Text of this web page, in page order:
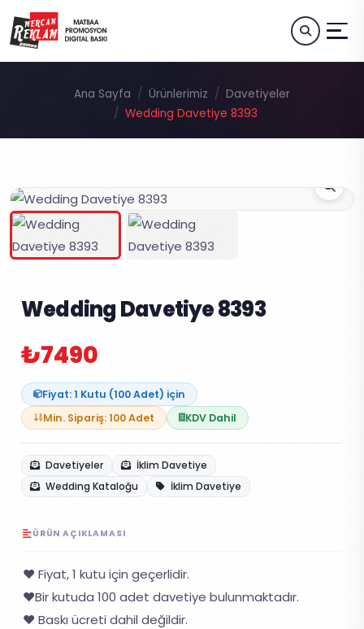
Ana Sayfa Ürünlerimiz
Davetiyeler
Wedding Davetiye 8393
Wedding Davetiye 8393
₺7490
Fiyat: 1 Kutu (100 Adet) için
Min. Sipariş: 100 Adet
KDV Dahil
Davetiyeler
İklim Davetiye
Wedding Kataloğu
İklim Davetiye
ÜRÜN AÇIKLAMASI
❤️ Fiyat, 1 kutu için geçerlidir.
❤️Bir kutuda 100 adet davetiye bulunmaktadır.
❤️ Baskı ücreti dahil değildir.